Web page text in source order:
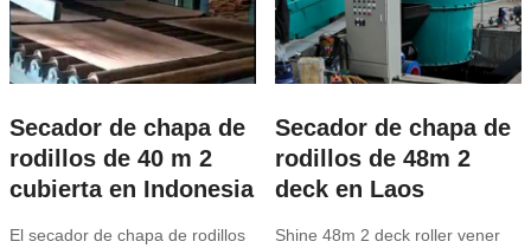
Secador de chapa de
rodillos de 40 m 2
cubierta en Indonesia
El secador de chapa de rodillos
Secador de chapa de
rodillos de 48m 2
deck en Laos
Shine 48m 2 deck roller vener